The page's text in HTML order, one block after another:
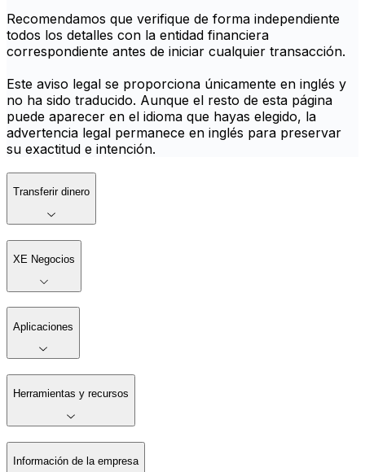
Recomendamos que verifique de forma independiente
todos los detalles con la entidad financiera
correspondiente antes de iniciar cualquier transacción.
Este aviso legal se proporciona únicamente en inglés y
no ha sido traducido. Aunque el resto de esta página
puede aparecer en el idioma que hayas elegido, la
advertencia legal permanece en inglés para preservar
su exactitud e intención.
Transferir dinero
XE Negocios
Aplicaciones
Herramientas y recursos
Información de la empresa